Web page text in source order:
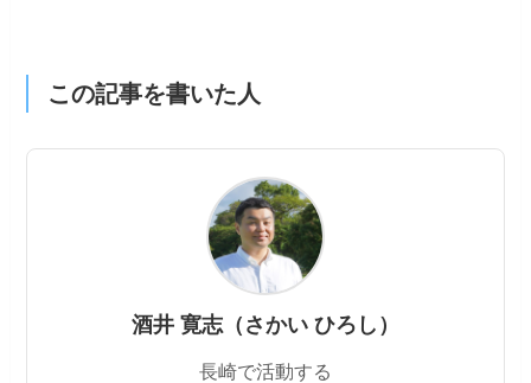
この記事を書いた人
酒井 寛志（さかい ひろし）
長崎で活動する